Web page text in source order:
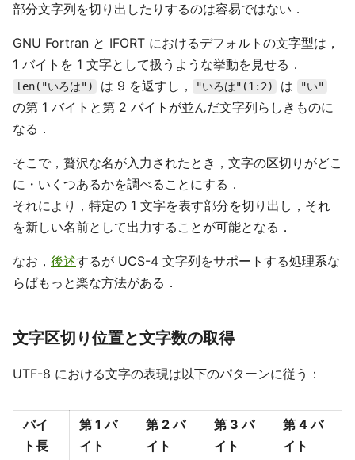
部分文字列を切り出したりするのは容易ではない．
GNU Fortran と IFORT におけるデフォルトの文字型は，
1 バイトを 1 文字として扱うような挙動を見せる．
len("いろは") は 9 を返すし， "いろは"(1:2) は "い"
の第 1 バイトと第 2 バイトが並んだ文字列らしきものに
なる．
そこで，贅沢な名が入力されたとき，文字の区切りがどこ
に・いくつあるかを調べることにする．
それにより，特定の 1 文字を表す部分を切り出し，それ
を新しい名前として出力することが可能となる．
なお， 後述するが UCS-4 文字列をサポートする処理系な
らばもっと楽な方法がある．
文字区切り位置と文字数の取得
UTF-8 における文字の表現は以下のパターンに従う：
バイ
ト長
第 1 バ
イト
第 2 バ
イト
第 3 バ
イト
第 4 バ
イト